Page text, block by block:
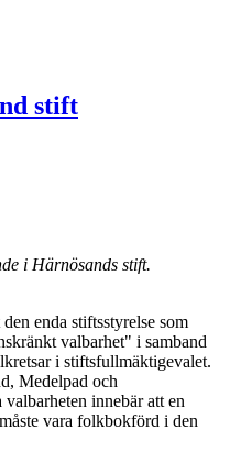
stift
i Härnösands stift.
enda stiftsstyrelse som
valbarhet" i samband
i stiftsfullmäktigevalet.
Medelpad och
innebär att en
vara folkbokförd i den